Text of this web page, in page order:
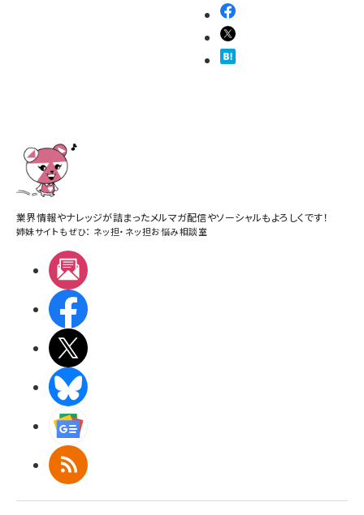
業界情報やナレッジが詰まったメルマガ配信やソーシャルもよろしくです！
姉妹サイトもぜひ： ネッ担・ ネッ担お悩み相談室
RSS